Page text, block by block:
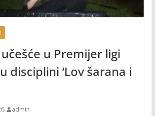
učešće u Premijer ligi
disciplini ‘Lov šarana i
admin